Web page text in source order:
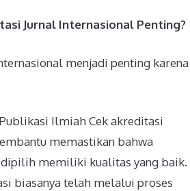
Jurnal Internasional Penting?
menjadi penting karena
Ilmiah Cek akreditasi
memastikan bahwa
memiliki kualitas yang baik.
biasanya telah melalui proses